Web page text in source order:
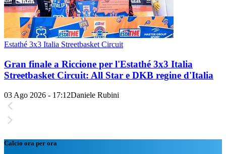
Estathé 3x3 Italia Streetbasket Circuit
Gran finale a Riccione per l'Estathé 3x3 Italia
Streetbasket Circuit: All Star e DKB regine d'Italia
03 Ago 2026 - 17:12Daniele Rubini
Calcio ora per ora